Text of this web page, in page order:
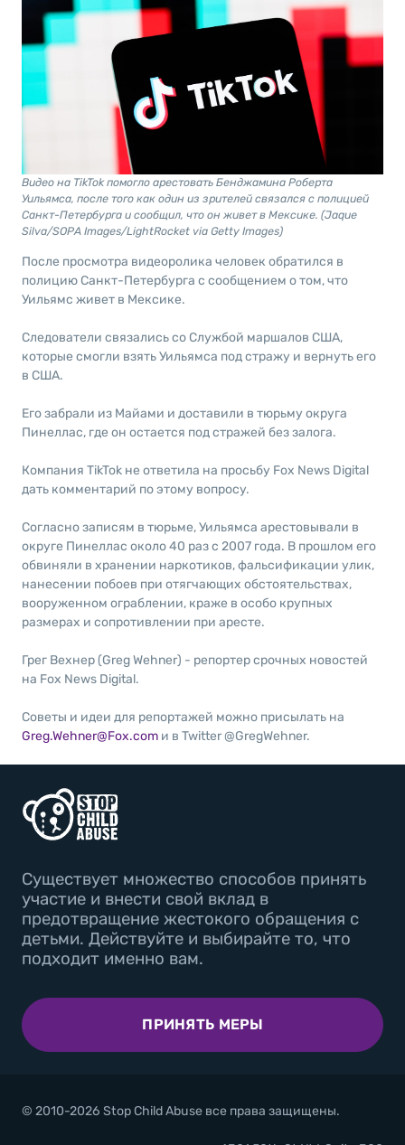
Видео на TikTok помогло арестовать Бенджамина Роберта
Уильямса, после того как один из зрителей связался с полицией
Санкт-Петербурга и сообщил, что он живет в Мексике. (Jaque
Silva/SOPA Images/LightRocket via Getty Images)
После просмотра видеоролика человек обратился в
полицию Санкт-Петербурга с сообщением о том, что
Уильямс живет в Мексике.
Следователи связались со Службой маршалов США,
которые смогли взять Уильямса под стражу и вернуть его
в США.
Его забрали из Майами и доставили в тюрьму округа
Пинеллас, где он остается под стражей без залога.
Компания TikTok не ответила на просьбу Fox News Digital
дать комментарий по этому вопросу.
Согласно записям в тюрьме, Уильямса арестовывали в
округе Пинеллас около 40 раз с 2007 года. В прошлом его
обвиняли в хранении наркотиков, фальсификации улик,
нанесении побоев при отягчающих обстоятельствах,
вооруженном ограблении, краже в особо крупных
размерах и сопротивлении при аресте.
Грег Вехнер (Greg Wehner) - репортер срочных новостей
на Fox News Digital.
Советы и идеи для репортажей можно присылать на
Greg.Wehner@Fox.comи в Twitter @GregWehner.
Существует множество способов принять
участие и внести свой вклад в
предотвращение жестокого обращения с
детьми. Действуйте и выбирайте то, что
подходит именно вам.
ПРИНЯТЬ МЕРЫ
© 2010-2026 Stop Child Abuse все права защищены.